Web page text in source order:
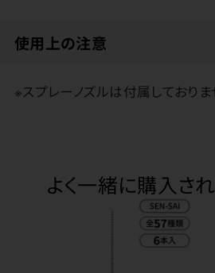
使用上の注意
※スプレーノズルは付属しておりま
よく一緒に購入さ